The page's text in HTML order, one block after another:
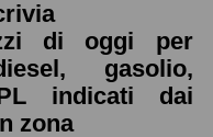
di oggi per
gasolio,
indicati dai
zona